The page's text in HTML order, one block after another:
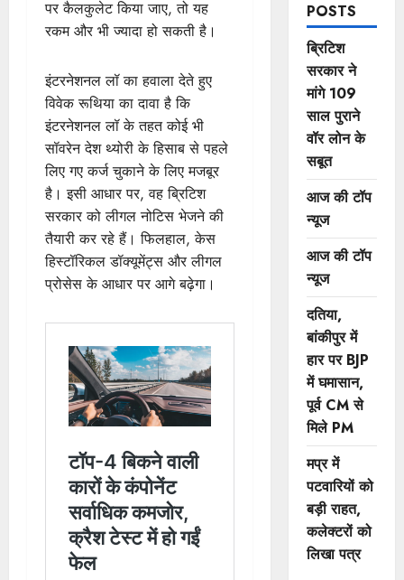
पर कैलकुलेट किया जाए, तो यह
रकम और भी ज्यादा हो सकती है।
इंटरनेशनल लॉ का हवाला देते हुए
विवेक रूथिया का दावा है कि
इंटरनेशनल लॉ के तहत कोई भी
सॉवरेन देश थ्योरी के हिसाब से पहले
लिए गए कर्ज चुकाने के लिए मजबूर
है। इसी आधार पर, वह ब्रिटिश
सरकार को लीगल नोटिस भेजने की
तैयारी कर रहे हैं। फिलहाल, केस
हिस्टॉरिकल डॉक्यूमेंट्स और लीगल
प्रोसेस के आधार पर आगे बढ़ेगा।
POSTS
ब्रिटिश
सरकार ने
मांगे 109
साल पुराने
वॉर लोन के
सबूत
आज की टॉप
न्यूज
आज की टॉप
न्यूज
दतिया,
बांकीपुर में
हार पर BJP
में घमासान,
पूर्व CM से
मिले PM
मप्र में
पटवारियों को
बड़ी राहत,
कलेक्टरों को
लिखा पत्र